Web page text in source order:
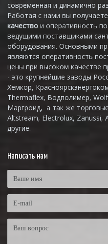
современная и динамично
Работая с нами вы получаете
качество и оперативность
ведущими поставщиками
оборудования. Основными
являются оперативность
цены при высоком качестве
- это крупнейшие заводы
Хемкор,
Thermaflex, Водполимер,
Маргроид, а так же
Altstream, Electrolux, Zanussi,
другие.
Написать нам